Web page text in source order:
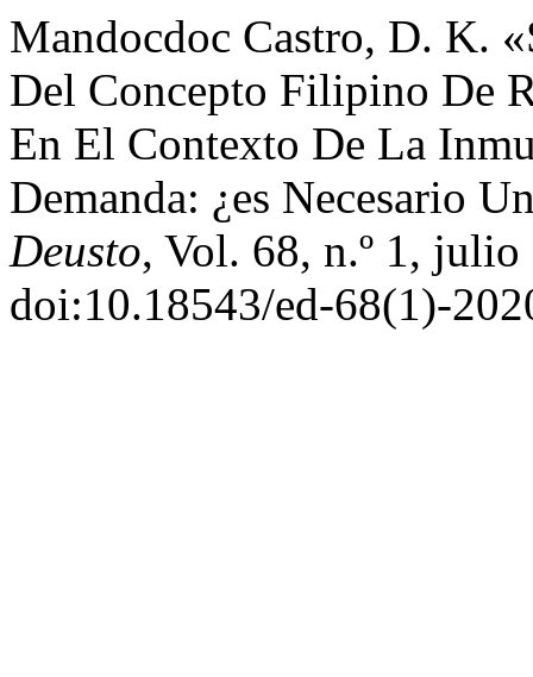
Mandocdoc Castro, D. K.
Del Concepto Filipino De
En El Contexto De La
Demanda: ¿es Necesario
Deusto, Vol. 68, n.º 1,
doi:10.18543/ed-68(1)-